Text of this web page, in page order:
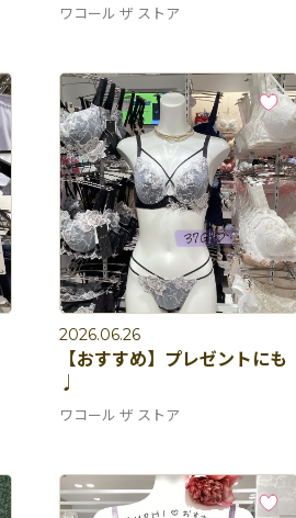
ワコール ザ ストア
2026.06.26
【おすすめ】プレゼントにも
♩
ワコール ザ ストア